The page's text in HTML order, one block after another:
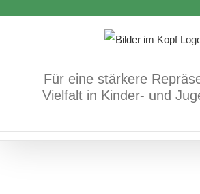
Für eine stärkere
Vielfalt in Kinder- und